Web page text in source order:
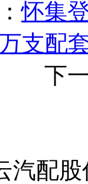
怀集
支配
下一
汽配